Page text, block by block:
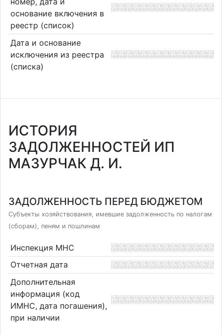
основание включения в
реестр (список)
Дата и основание
исключения из реестра
(списка)
ИСТОРИЯ
ЗАДОЛЖЕННОСТЕЙ ИП
МАЗУРЧАК Д. И.
ЗАДОЛЖЕННОСТЬ ПЕРЕД БЮДЖЕТОМ
Субъекты хозяйствования, имевшие задолженность по налогам
(сборам), пеням и пошлинам
Инспекция МНС
Отчетная дата
Дополнительная
информация (код
ИМНС, дата погашения),
при наличии